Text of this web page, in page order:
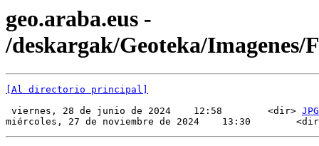
geo.araba.eus -
/deskargak/Geoteka/Imagenes/
[Al directorio principal]
viernes, 28 de junio de 2024    12:58        <dir> JPG
miércoles, 27 de noviembre de 2024    13:30